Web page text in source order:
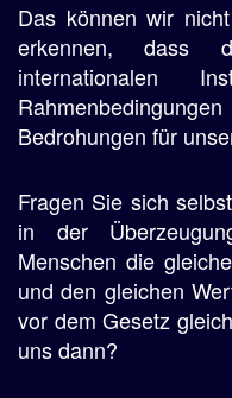
Das können wir
erkennen, dass
internationalen
Bedrohungen für
Fragen Sie sich
in der
Menschen die
und den gleichen
vor dem Gesetz
uns dann?